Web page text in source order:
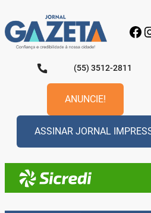
para
o
conteúdo
(55) 3512-2811
ANUNCIE!
ASSINAR JORNAL